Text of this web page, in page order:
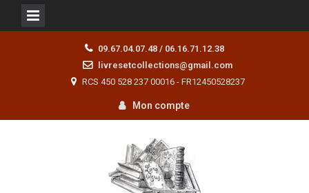
09.67.04.07.48 / 06.16.71.12.38
livresetcollections@gmail.com
RCS 450 528 237 00016 - FR12450528237
Mon compte